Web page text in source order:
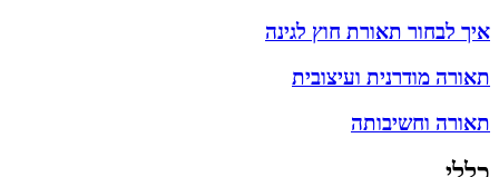
איך לבחור תאורת חוץ לגינה
תאורה מודרנית ועיצובית
תאורה וחשיבותה